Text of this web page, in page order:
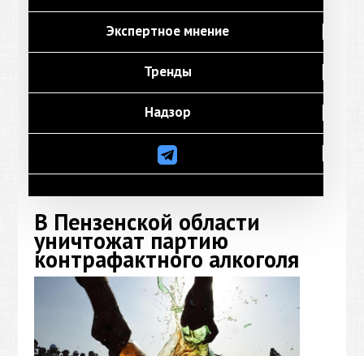
Экспертное мнение
Тренды
Надзор
В Пензенской области
уничтожат партию
контрафактного алкоголя